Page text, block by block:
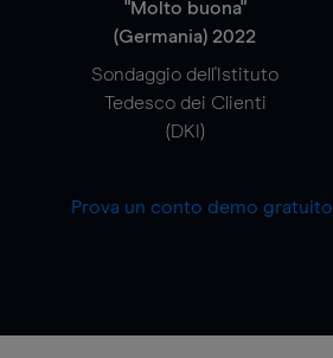
"Molto buona"
(Germania) 2022
Sondaggio dell'Istituto
Tedesco dei Clienti
(DKI)
Prova un conto demo gratuito